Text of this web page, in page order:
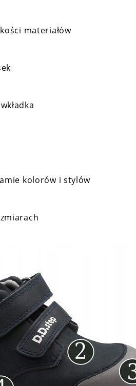
materiałów
kolorów i stylów